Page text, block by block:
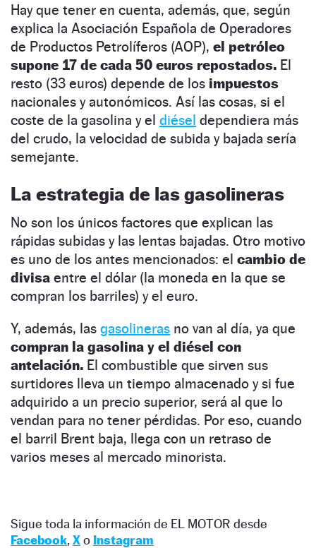
Hay que tener en cuenta, además, que, según
explica la Asociación Española de Operadores
de Productos Petrolíferos (AOP), el petróleo
supone 17 de cada 50 euros repostados. El
resto (33 euros) depende de los impuestos
nacionales y autonómicos. Así las cosas, si el
coste de la gasolina y el diésel dependiera más
del crudo, la velocidad de subida y bajada sería
semejante.
La estrategia de las gasolineras
No son los únicos factores que explican las
rápidas subidas y las lentas bajadas. Otro motivo
es uno de los antes mencionados: el cambio de
divisa entre el dólar (la moneda en la que se
compran los barriles) y el euro.
Y, además, las gasolineras no van al día, ya que
compran la gasolina y el diésel con
antelación. El combustible que sirven sus
surtidores lleva un tiempo almacenado y si fue
adquirido a un precio superior, será al que lo
vendan para no tener pérdidas. Por eso, cuando
el barril Brent baja, llega con un retraso de
varios meses al mercado minorista.
Sigue toda la información de EL MOTOR desde
Facebook, Xo Instagram